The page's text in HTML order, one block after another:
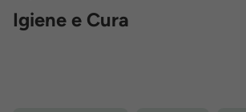
Igiene e Cura